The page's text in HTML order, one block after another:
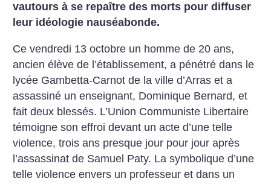
vautours à se repaître des morts pour diffuser
leur idéologie nauséabonde.
Ce vendredi 13 octobre un homme de 20 ans,
ancien élève de l’établissement, a pénétré dans le
lycée Gambetta-Carnot de la ville d’Arras et a
assassiné un enseignant, Dominique Bernard, et
fait deux blessés. L’Union Communiste Libertaire
témoigne son effroi devant un acte d’une telle
violence, trois ans presque jour pour jour après
l’assassinat de Samuel Paty. La symbolique d’une
telle violence envers un professeur et dans un